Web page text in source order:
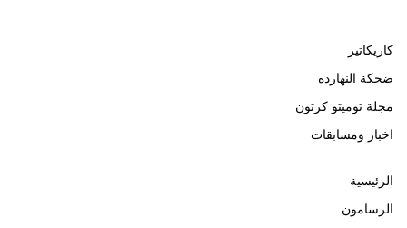
كاريكاتير
ضحكة النهارده
مجلة توميتو كرتون
اخبار ومسابقات
الرئيسية
الرسامون